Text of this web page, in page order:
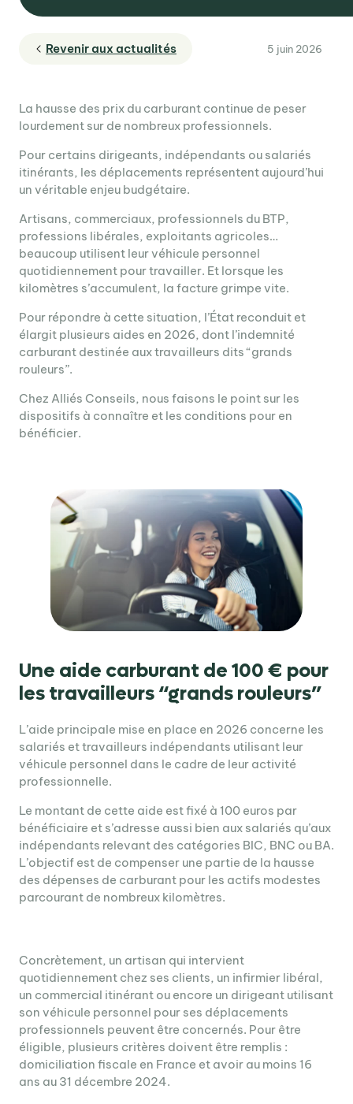
Revenir aux actualités 5 juin 2026
La hausse des prix du carburant continue de peser
lourdement sur de nombreux professionnels.
Pour certains dirigeants, indépendants ou salariés
itinérants, les déplacements représentent aujourd’hui
un véritable enjeu budgétaire.
Artisans, commerciaux, professionnels du BTP,
professions libérales, exploitants agricoles…
beaucoup utilisent leur véhicule personnel
quotidiennement pour travailler. Et lorsque les
kilomètres s’accumulent, la facture grimpe vite.
Pour répondre à cette situation, l’État reconduit et
élargit plusieurs aides en 2026, dont l’indemnité
carburant destinée aux travailleurs dits “grands
rouleurs”.
Chez Alliés Conseils, nous faisons le point sur les
dispositifs à connaître et les conditions pour en
bénéficier.
Une aide carburant de 100 € pour
les travailleurs “grands rouleurs”
L’aide principale mise en place en 2026 concerne les
salariés et travailleurs indépendants utilisant leur
véhicule personnel dans le cadre de leur activité
professionnelle.
Le montant de cette aide est fixé à 100 euros par
bénéficiaire et s’adresse aussi bien aux salariés qu’aux
indépendants relevant des catégories BIC, BNC ou BA.
L’objectif est de compenser une partie de la hausse
des dépenses de carburant pour les actifs modestes
parcourant de nombreux kilomètres.
Concrètement, un artisan qui intervient
quotidiennement chez ses clients, un infirmier libéral,
un commercial itinérant ou encore un dirigeant utilisant
son véhicule personnel pour ses déplacements
professionnels peuvent être concernés. Pour être
éligible, plusieurs critères doivent être remplis :
domiciliation fiscale en France et avoir au moins 16
ans au 31 décembre 2024.